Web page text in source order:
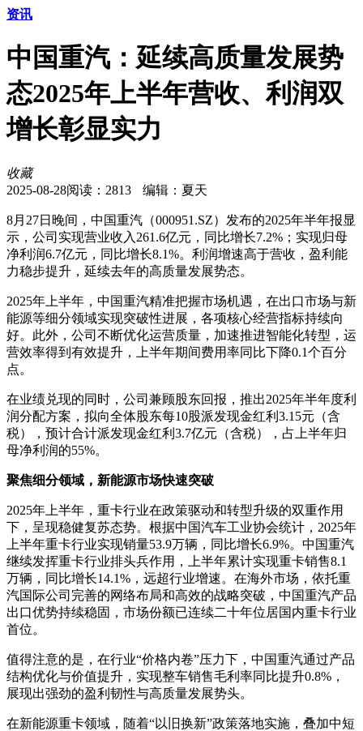
资讯
中国重汽：延续高质量发展势
态2025年上半年营收、利润双
增长彰显实力
收藏
2025-08-28阅读： 2813 编辑：夏天
8月27日晚间，中国重汽（000951.SZ）发布的2025年半年报显
示，公司实现营业收入261.6亿元，同比增长7.2%；实现归母
净利润6.7亿元，同比增长8.1%。利润增速高于营收，盈利能
力稳步提升，延续去年的高质量发展势态。
2025年上半年，中国重汽精准把握市场机遇，在出口市场与新
能源等细分领域实现突破性进展，各项核心经营指标持续向
好。此外，公司不断优化运营质量，加速推进智能化转型，运
营效率得到有效提升，上半年期间费用率同比下降0.1个百分
点。
在业绩兑现的同时，公司兼顾股东回报，推出2025年半年度利
润分配方案，拟向全体股东每10股派发现金红利3.15元（含
税），预计合计派发现金红利3.7亿元（含税），占上半年归
母净利润的55%。
聚焦细分领域，新能源市场快速突破
2025年上半年，重卡行业在政策驱动和转型升级的双重作用
下，呈现稳健复苏态势。根据中国汽车工业协会统计，2025年
上半年重卡行业实现销量53.9万辆，同比增长6.9%。中国重汽
继续发挥重卡行业排头兵作用，上半年累计实现重卡销售8.1
万辆，同比增长14.1%，远超行业增速。在海外市场，依托重
汽国际公司完善的网络布局和高效的战略突破，中国重汽产品
出口优势持续稳固，市场份额已连续二十年位居国内重卡行业
首位。
值得注意的是，在行业“价格内卷”压力下，中国重汽通过产品
结构优化与价值提升，实现整车销售毛利率同比提升0.8%，
展现出强劲的盈利韧性与高质量发展势头。
在新能源重卡领域，随着“以旧换新”政策落地实施，叠加中短